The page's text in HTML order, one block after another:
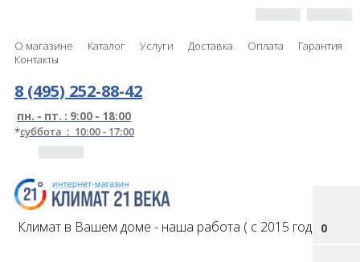
О магазине Каталог Услуги Доставка Оплата
Гарантия
Контакты
0
8 (495) 252-88-42
пн. - пт. : 9:00 - 18:00
*суббота : 10:00 - 17:00
Климат в Вашем доме - наша работа ( с 2015 года )